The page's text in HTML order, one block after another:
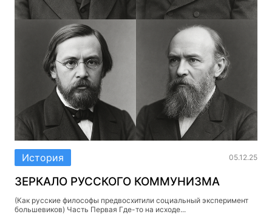
История 05.12.25
ЗЕРКАЛО РУССКОГО КОММУНИЗМА
(Как русские философы предвосхитили социальный эксперимент
большевиков) Часть Первая Где-то на исходе...